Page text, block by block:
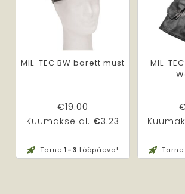
MIL-TEC BW barett must
€19.00
Kuumakse al. €3.23
Tarne 1-3 tööpäeva!
MIL-
€
Tarne